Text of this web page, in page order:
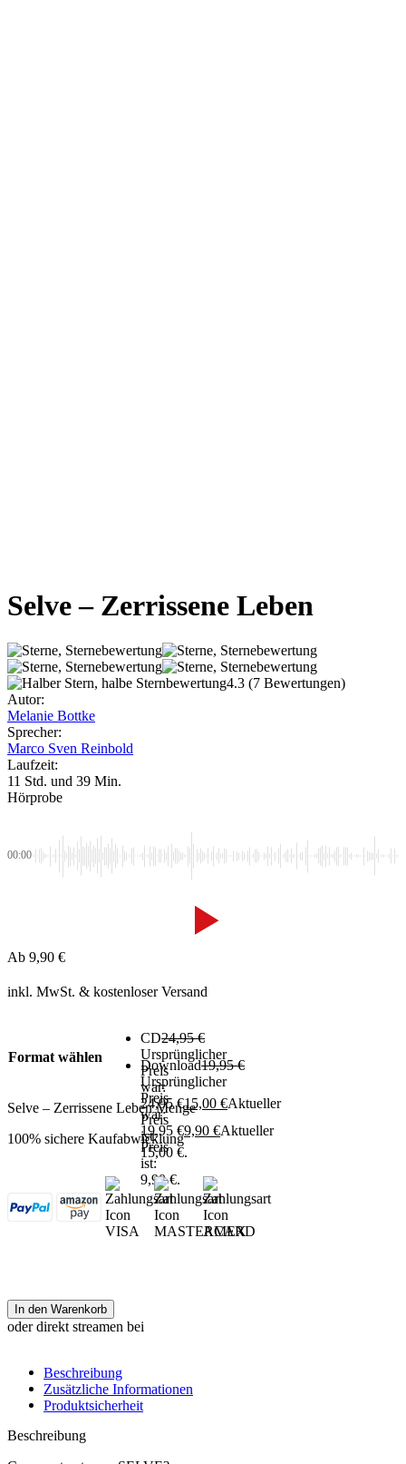
Selve – Zerrissene Leben
4.3 (7 Bewertungen)
Autor:
Melanie Bottke
Sprecher:
Marco Sven Reinbold
Laufzeit:
11 Std. und 39 Min.
Hörprobe
00:00
Ab 9,90 €
inkl. MwSt. & kostenloser Versand
Format wählen
CD24,95€
Ursprünglicher
Preis
war:
24,95 €15,00 €Aktueller
Preis
ist:
15,00 €.
Download19,95€
Ursprünglicher
Preis
war:
19,95 €9,90 €Aktueller
Preis
ist:
9,90 €.
Selve – Zerrissene Leben Menge
100% sichere Kaufabwicklung
In den Warenkorb
oder direkt streamen bei
Beschreibung
Zusätzliche Informationen
Produktsicherheit
Beschreibung